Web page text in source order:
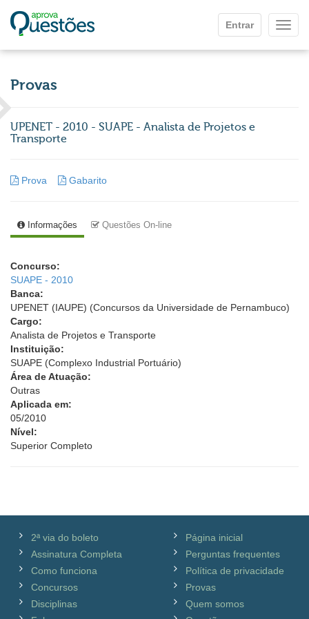
Entrar
Provas
UPENET - 2010 - SUAPE - Analista de Projetos e
Transporte
Prova Gabarito
Informações Questões On-line
Concurso:
SUAPE - 2010
Banca:
UPENET (IAUPE) (Concursos da Universidade de Pernambuco)
Cargo:
Analista de Projetos e Transporte
Instituição:
SUAPE (Complexo Industrial Portuário)
Área de Atuação:
Outras
Aplicada em:
05/2010
Nível:
Superior Completo
2ª via do boleto
Assinatura Completa
Como funciona
Concursos
Disciplinas
Página inicial
Perguntas frequentes
Política de privacidade
Provas
Quem somos